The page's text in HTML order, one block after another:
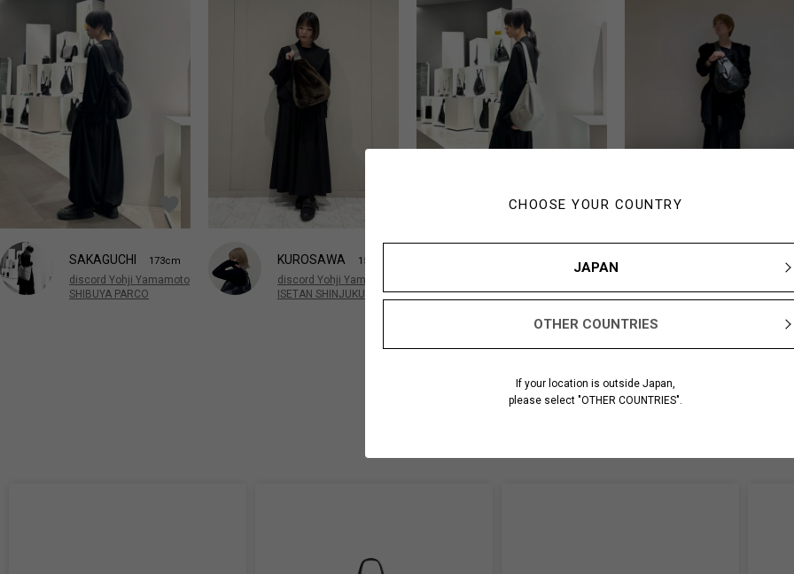
CHOOSE YOUR COUNTRY
JAPAN
OTHER COUNTRIES
If your location is outside Japan,
please select "OTHER COUNTRIES".
SAKAGUCHI 173cm
discord Yohji Yamamoto
SHIBUYA PARCO
KUROSAWA 158cm
discord Yohji Yamamoto
ISETAN SHINJUKU
173cm
SHIBUYA PARCO
165cm
ISETAN SHINJUKU